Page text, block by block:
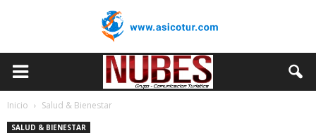
Inicio Salud & Bienestar
SALUD & BIENESTAR